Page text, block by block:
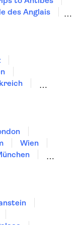
des Anglais
Dame
Wien